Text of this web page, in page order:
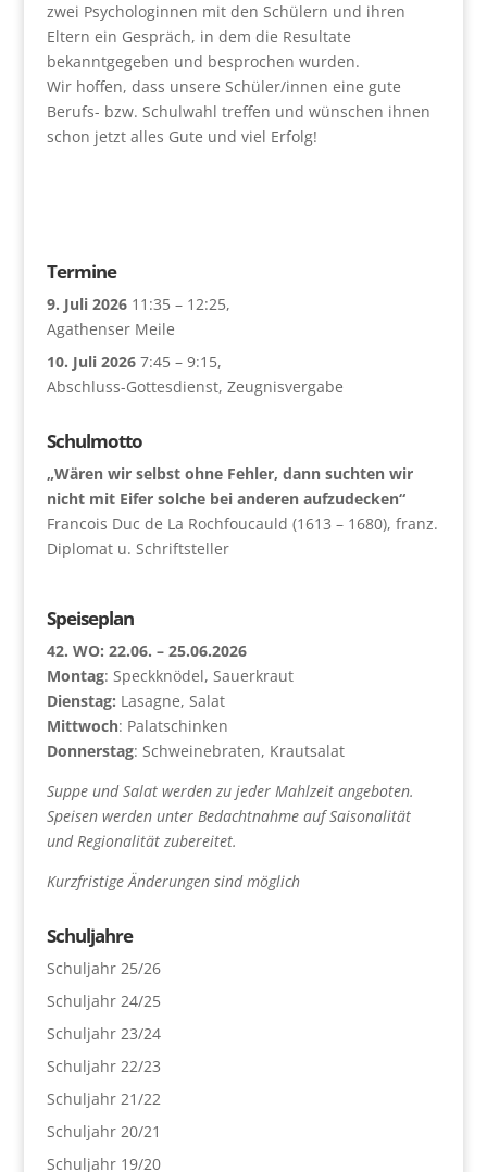
zwei Psychologinnen mit den Schülern und ihren
Eltern ein Gespräch, in dem die Resultate
bekanntgegeben und besprochen wurden.
Wir hoffen, dass unsere Schüler/innen eine gute
Berufs- bzw. Schulwahl treffen und wünschen ihnen
schon jetzt alles Gute und viel Erfolg!
Termine
9. Juli 2026 11:35 – 12:25,
Agathenser Meile
10. Juli 2026 7:45 – 9:15,
Abschluss-Gottesdienst, Zeugnisvergabe
Schulmotto
„Wären wir selbst ohne Fehler, dann suchten wir
nicht mit Eifer solche bei anderen aufzudecken“
Francois Duc de La Rochfoucauld (1613 – 1680), franz.
Diplomat u. Schriftsteller
Speiseplan
42. WO: 22.06. – 25.06.2026
Montag: Speckknödel, Sauerkraut
Dienstag: Lasagne, Salat
Mittwoch: Palatschinken
Donnerstag: Schweinebraten, Krautsalat
Suppe und Salat werden zu jeder Mahlzeit angeboten.
Speisen werden unter Bedachtnahme auf Saisonalität
und Regionalität zubereitet.
Kurzfristige Änderungen sind möglich
Schuljahre
Schuljahr 25/26
Schuljahr 24/25
Schuljahr 23/24
Schuljahr 22/23
Schuljahr 21/22
Schuljahr 20/21
Schuljahr 19/20